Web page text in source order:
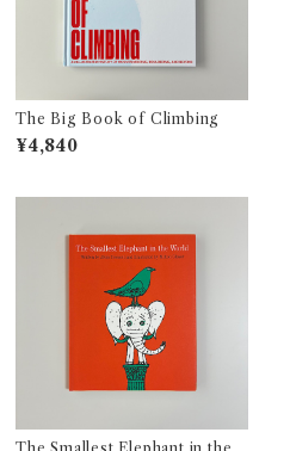
The Big Book of Climbing
¥4,840